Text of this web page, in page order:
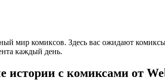
мир комиксов. Здесь вас ожидают
каждый день.
истории с комиксами от